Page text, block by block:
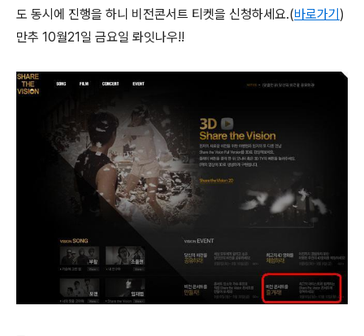
도 동시에 진행을 하니 비전콘서트 티켓을 신청하세요.(바로가기)
만추 10월21일 금요일 롸잇나우!!